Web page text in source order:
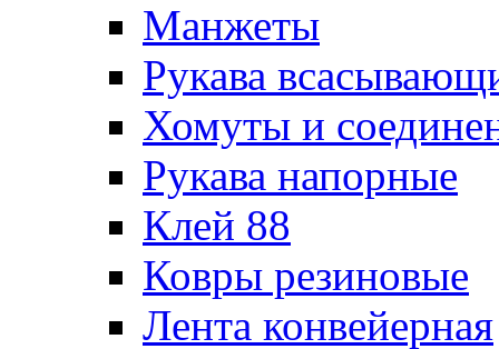
Манжеты
Рукава
Хомуты и
Рукава напорные
Клей 88
Ковры резиновые
Лента конвейерная